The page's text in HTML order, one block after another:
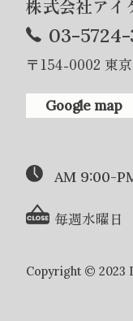
株式会社アイ
03-
〒154-0002 東
Google map
AM 9:00-
毎週水曜日
Copyright © 2023